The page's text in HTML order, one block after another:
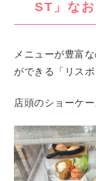
ST」な
メニューが豊富
ができる「リスボ
店頭のショーケ